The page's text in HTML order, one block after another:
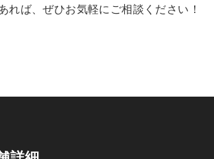
れば、ぜひお気軽にご相談ください！